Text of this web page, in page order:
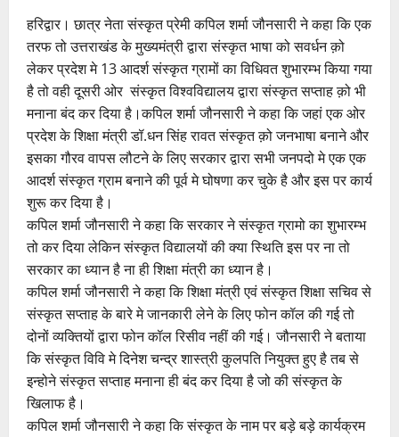
हरिद्वार। छात्र नेता संस्कृत प्रेमी कपिल शर्मा जौनसारी ने कहा कि एक
तरफ तो उत्तराखंड के मुख्यमंत्री द्वारा संस्कृत भाषा को सवर्धन क़ो
लेकर प्रदेश मे 13 आदर्श संस्कृत ग्रामों का विधिवत शुभारम्भ किया गया
है तो वही दूसरी ओर संस्कृत विश्वविद्यालय द्वारा संस्कृत सप्ताह क़ो भी
मनाना बंद कर दिया है।कपिल शर्मा जौनसारी ने कहा कि जहां एक ओर
प्रदेश के शिक्षा मंत्री डॉ.धन सिंह रावत संस्कृत क़ो जनभाषा बनाने और
इसका गौरव वापस लौटने के लिए सरकार द्वारा सभी जनपदो मे एक एक
आदर्श संस्कृत ग्राम बनाने की पूर्व मे घोषणा कर चुके है और इस पर कार्य
शुरू कर दिया है।
कपिल शर्मा जौनसारी ने कहा कि सरकार ने संस्कृत ग्रामो का शुभारम्भ
तो कर दिया लेकिन संस्कृत विद्यालयों की क्या स्थिति इस पर ना तो
सरकार का ध्यान है ना ही शिक्षा मंत्री का ध्यान है।
कपिल शर्मा जौनसारी ने कहा कि शिक्षा मंत्री एवं संस्कृत शिक्षा सचिव से
संस्कृत सप्ताह के बारे मे जानकारी लेने के लिए फोन कॉल की गई तो
दोनों व्यक्तियों द्वारा फोन कॉल रिसीव नहीं की गई। जौनसारी ने बताया
कि संस्कृत विवि मे दिनेश चन्द्र शास्त्री कुलपति नियुक्त हुए है तब से
इन्होने संस्कृत सप्ताह मनाना ही बंद कर दिया है जो की संस्कृत के
खिलाफ है।
कपिल शर्मा जौनसारी ने कहा कि संस्कृत के नाम पर बड़े बड़े कार्यक्रम